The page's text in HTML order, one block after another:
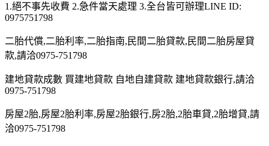
1.絕不事先收費 2.急件當天處理 3.全台皆可辦理LINE ID:
0975751798
二胎代償,二胎利率,二胎指南,民間二胎貸款,民間二胎房屋貸
款,請洽0975-751798
建地貸款成數 買建地貸款 自地自建貸款 建地貸款銀行,請洽
0975-751798
房屋2胎,房屋2胎利率,房屋2胎銀行,房2胎,2胎車貸,2胎增貸,請
洽0975-751798